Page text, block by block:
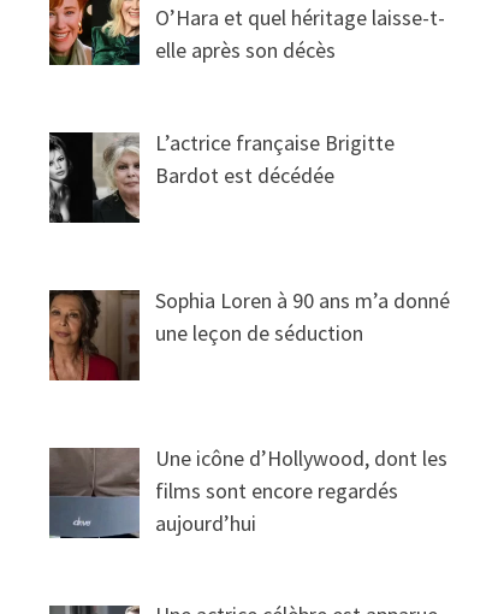
O’Hara et quel héritage laisse-t-
elle après son décès
L’actrice française Brigitte
Bardot est décédée
Sophia Loren à 90 ans m’a donné
une leçon de séduction
Une icône d’Hollywood, dont les
films sont encore regardés
aujourd’hui